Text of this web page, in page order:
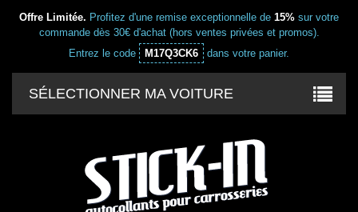
Offre Limitée. Profitez d'une remise exceptionnelle de 15% sur votre
commande dès 30€ d'achat (hors ventes privées et promos).
Entrez le code
M17Q3CK6 dans votre panier.
SÉLECTIONNER MA VOITURE